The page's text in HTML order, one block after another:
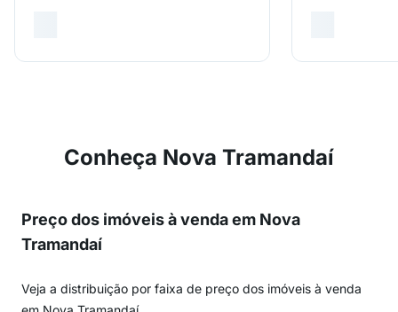
Conheça Nova Tramandaí
Preço dos imóveis à venda em Nova
Tramandaí
Veja a distribuição por faixa de preço dos imóveis à venda